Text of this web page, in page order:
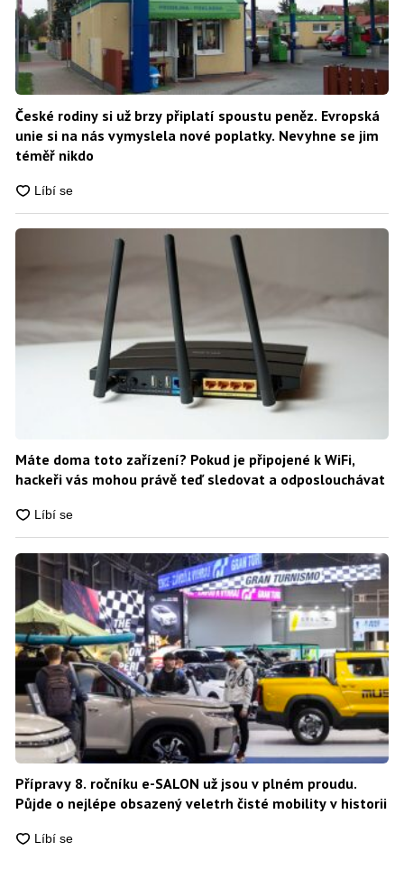
České rodiny si už brzy připlatí spoustu peněz. Evropská
unie si na nás vymyslela nové poplatky. Nevyhne se jim
téměř nikdo
Máte doma toto zařízení? Pokud je připojené k WiFi,
hackeři vás mohou právě teď sledovat a odposlouchávat
Přípravy 8. ročníku e-SALON už jsou v plném proudu.
Půjde o nejlépe obsazený veletrh čisté mobility v historii